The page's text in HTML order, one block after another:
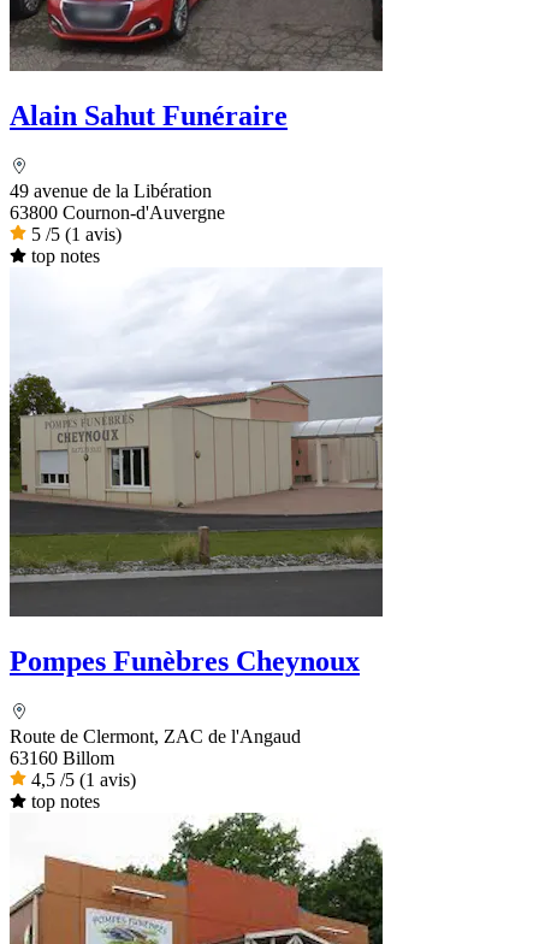
Alain Sahut Funéraire
49 avenue de la Libération
63800 Cournon-d'Auvergne
5 /5 (1 avis)
top notes
Pompes Funèbres Cheynoux
Route de Clermont, ZAC de l'Angaud
63160 Billom
4,5 /5 (1 avis)
top notes